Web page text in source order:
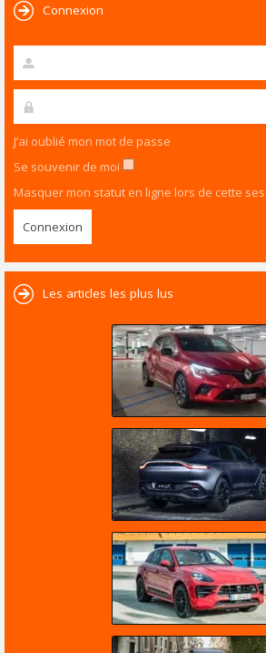
Connexion
J’ai oublié mon mot de passe
Se souvenir de moi
Masquer mon statut en ligne lors de cette
Les articles les plus lus